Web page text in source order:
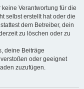
Verantwortung für die
selbst erstellt hat oder die
dem Betreiber, dein
zu löschen oder zu
deine Beiträge
oder geeignet
zuzufügen.